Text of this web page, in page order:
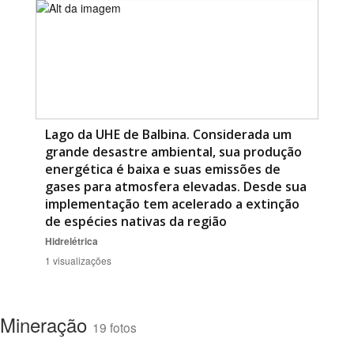
Área de Levantamento
BUSCAR
Lago da UHE de Balbina. Considerada um
grande desastre ambiental, sua produção
energética é baixa e suas emissões de
gases para atmosfera elevadas. Desde sua
implementação tem acelerado a extinção
de espécies nativas da região
Hidrelétrica
1 visualizações
Mineração 19 fotos